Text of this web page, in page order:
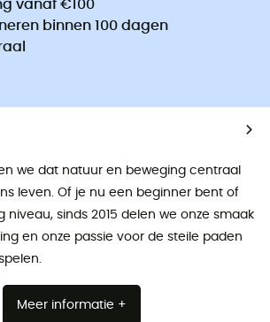
vanaf €100
binnen 100 dagen
we dat natuur en beweging centraal
leven. Of je nu een beginner bent of
sinds 2015 delen we onze smaak
en onze passie voor de steile paden
Meer informatie +